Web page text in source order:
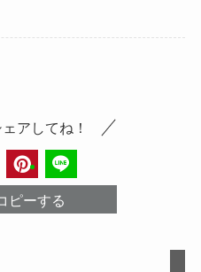
アしてね！
ピーする